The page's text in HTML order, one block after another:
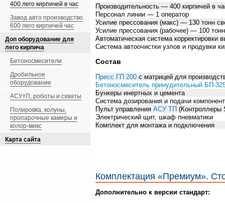
400 лего кирпичей в час
Завод авто производство
600 лего кирпичей час
Доп оборудование для
лего кирпича
Бетоносмесители
Дробильное
оборудование
АСУтП, роботы и схваты
Полировка, колуны,
пропарочные камеры и
колор-микс
Карта сайта
Производительность — 400 кирпичей в
Персонал линии — 1 оператор
Усилие прессования (макс) — 130 тонн
Усилие прессования (рабочее) — 100
Автоматическая система корректировки
Система автоочистки узлов и продувки
Состав
Пресс ГП 200 с матрицей для
Бетоносмеситель принудительный БП-
Бункеры инертных и цемента
Система дозирования и подачи
Пульт управления АСУ ТП (Контроллеры
Электрический щит, шкаф пневматики
Комплект для монтажа и подключения
Комплектация «Премиум».
Дополнительно к версии стандарт: